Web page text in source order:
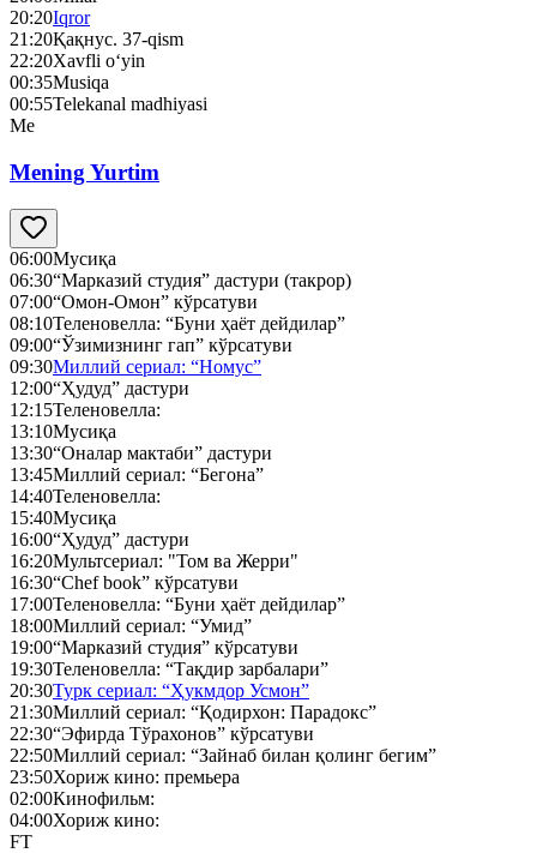
20:20Iqror
21:20Қақнус. 37-qism
22:20Xavfli o‘yin
00:35Musiqa
00:55Telekanal madhiyasi
Me
Mening Yurtim
06:00Мусиқа
06:30“Марказий студия” дастури (такрор)
07:00“Омон-Омон” кўрсатуви
08:10Теленовелла: “Буни ҳаёт дейдилар”
09:00“Ўзимизнинг гап” кўрсатуви
09:30Миллий сериал: “Номус”
12:00“Ҳудуд” дастури
12:15Теленовелла:
13:10Мусиқа
13:30“Оналар мактаби” дастури
13:45Миллий сериал: “Бегона”
14:40Теленовелла:
15:40Мусиқа
16:00“Ҳудуд” дастури
16:20Мультсериал: "Том ва Жерри"
16:30“Chef book” кўрсатуви
17:00Теленовелла: “Буни ҳаёт дейдилар”
18:00Миллий сериал: “Умид”
19:00“Марказий студия” кўрсатуви
19:30Теленовелла: “Тақдир зарбалари”
20:30Турк сериал: “Ҳукмдор Усмон”
21:30Миллий сериал: “Қодирхон: Парадокс”
22:30“Эфирда Тўрахонов” кўрсатуви
22:50Миллий сериал: “Зайнаб билан қолинг бегим”
23:50Хориж кино: премьера
02:00Кинофильм:
04:00Хориж кино:
FT